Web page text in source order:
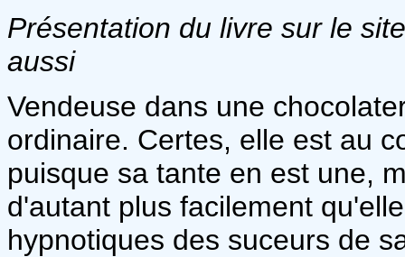
Présentation du livre sur le
aussi
Vendeuse dans une
ordinaire. Certes, elle est au
puisque sa tante en est une,
d'autant plus facilement
hypnotiques des suceurs de